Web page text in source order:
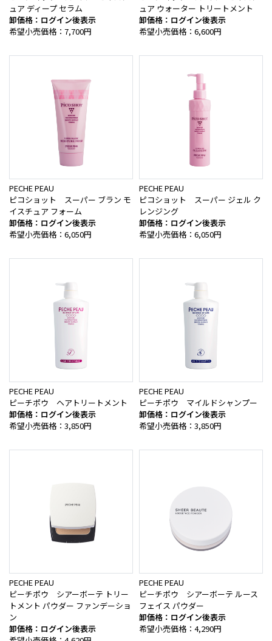
ュア ディープ セラム
卸価格：ログイン後表示
希望小売価格：7,700円
ュア ウォーター トリートメント
卸価格：ログイン後表示
希望小売価格：6,600円
PECHE PEAU
ピコショット スーパー ブラン モ
イスチュア フォーム
卸価格：ログイン後表示
希望小売価格：6,050円
PECHE PEAU
ピコショット スーパー ジェル ク
レンジング
卸価格：ログイン後表示
希望小売価格：6,050円
PECHE PEAU
ピーチポウ ヘアトリートメント
卸価格：ログイン後表示
希望小売価格：3,850円
PECHE PEAU
ピーチポウ マイルドシャンプー
卸価格：ログイン後表示
希望小売価格：3,850円
PECHE PEAU
ピーチポウ シアーボーテ トリー
トメント パウダー ファンデーショ
ン
卸価格：ログイン後表示
PECHE PEAU
ピーチポウ シアーボーテ ルース
フェイス パウダー
卸価格：ログイン後表示
希望小売価格：4,290円